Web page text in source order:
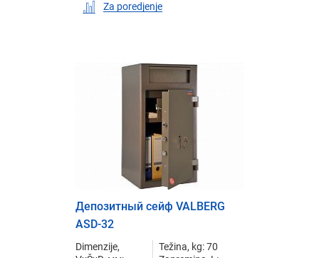
Za poredjenje
Депозитный сейф VALBERG
ASD-32
Dimenzije,
Težina, kg: 70